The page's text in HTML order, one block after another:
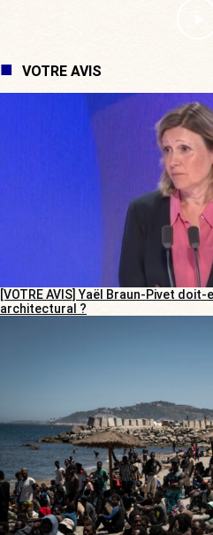
VOTRE AVIS
[VOTRE AVIS] Yaël Braun-Pivet
architectural ?